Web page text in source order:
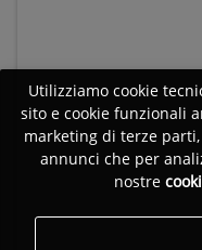
Utilizziamo cookie
sito e cookie funzionali
marketing di terze
annunci che per
nostre